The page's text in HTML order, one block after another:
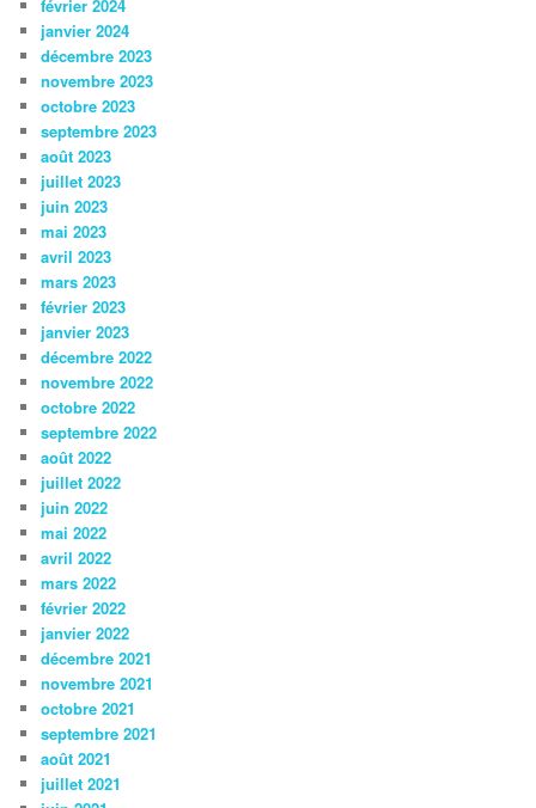
février 2024
janvier 2024
décembre 2023
novembre 2023
octobre 2023
septembre 2023
août 2023
juillet 2023
juin 2023
mai 2023
avril 2023
mars 2023
février 2023
janvier 2023
décembre 2022
novembre 2022
octobre 2022
septembre 2022
août 2022
juillet 2022
juin 2022
mai 2022
avril 2022
mars 2022
février 2022
janvier 2022
décembre 2021
novembre 2021
octobre 2021
septembre 2021
août 2021
juillet 2021